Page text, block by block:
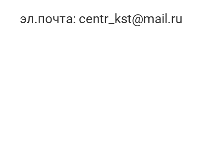
эл.почта: centr_kst@mail.ru